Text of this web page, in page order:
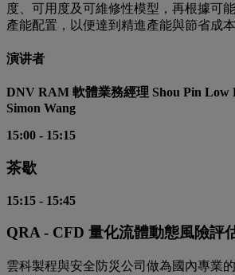
度、可用度及可維修性模型，再根據可
產能配置，以便達到精進產能與節省成本
演讲者
DNV RAM 軟體業務經理 Shou Pin
Simon Wang
15:00 - 15:15
茶歇
15:15 - 15:45
QRA - CFD 量化流體動態風險評
雲科製程與安全防災公司做為國內專業